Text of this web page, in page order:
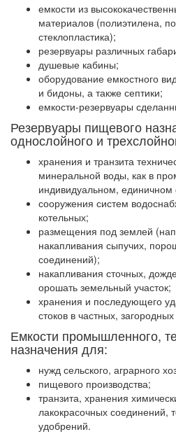
емкости из
материалов (полиэтилена,
стеклопластика);
резервуары различных
душевые кабины;
оборудование емкостного
и бидоны, а также септики;
емкости-резервуары
Резервуары пищевого
однослойного и
хранения и транзита
минеральной воды, как в
индивидуальном,
сооружения систем
котельных;
размещения под землей
накапливания сыпучих,
соединений);
накапливания сточных,
орошать земельный участок;
хранения и последующего
стоков в частных,
Емкости промышленного,
назначения для:
нужд сельского, аграрного
пищевого производства;
транзита, хранения
лакокрасочных соединений,
удобрений.